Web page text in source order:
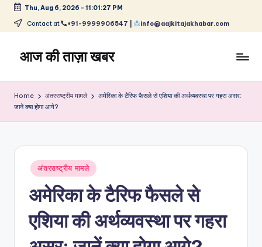
Skip
content
Thu, Aug 6, 2026 - 11:01:27 PM
Contact at +91-9999906547 | info@aajkitajakhabar.com
आज की ताज़ा खबर
ताज़ा
खेल,
और
Home अंतरराष्ट्रीय मामले
अमेरिका के टैरिफ फैसले से एशिया की अर्थव्यवस्था पर गहरा असर:
जानें क्या होगा आगे?
Posted
in
अंतरराष्ट्रीय मामले
अमेरिका के टैरिफ फैसले से
एशिया की अर्थव्यवस्था पर गहरा